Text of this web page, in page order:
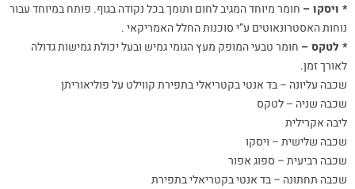
* ויסקו – חומר מיוחד המגיב לחום ותומך בכל נקודה בגוף. פותח במיוחד עבור
נוחות האסטרונאוטים ע”י סוכנות החלל האמריקאי .
* לטקס – חומר טבעי המופק מעץ הגומי גמיש ובעל יכולת גמישות גדולה
לאורך זמן.
שכבה עליונה – בד אנטי בקטריאלי בתפירת קווילט על פוליאוריתן
שכבה שניה – לטקס
ליבה אקרילית
שכבה שלישית – ויסקו
שכבה רביעית – ספוג אפור
שכבה תחתונה – בד אנטי בקטריאלי בתפירת